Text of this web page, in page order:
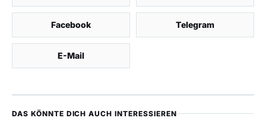
Facebook Telegram
E-Mail
DAS KÖNNTE DICH AUCH INTERESSIEREN